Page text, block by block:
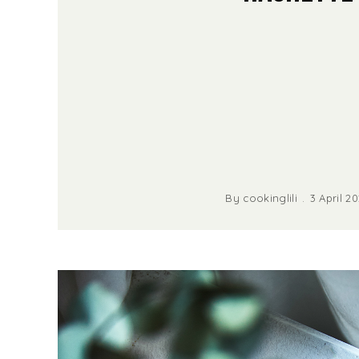
By cookinglili 3 April